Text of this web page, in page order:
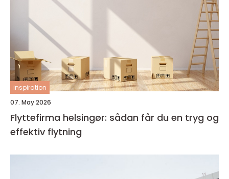
inspiration
07. May 2026
Flyttefirma helsingør: sådan får du en tryg og
effektiv flytning